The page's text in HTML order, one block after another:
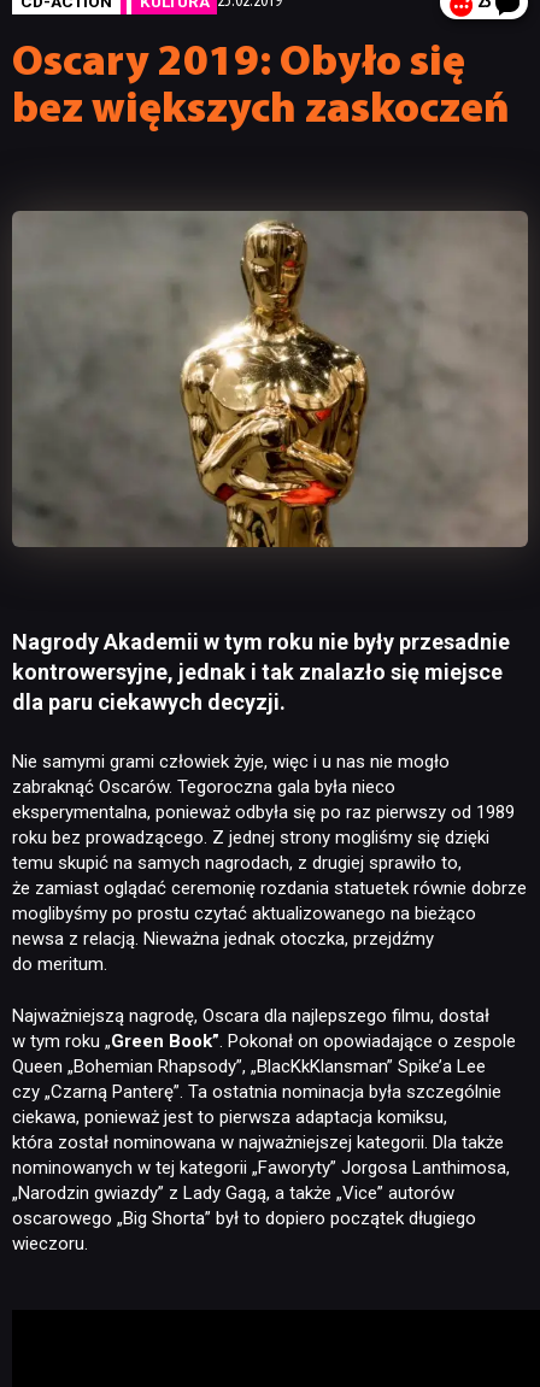
Oscary 2019: Obyło się
bez większych zaskoczeń
Nagrody Akademii w tym roku nie były przesadnie
kontrowersyjne, jednak i tak znalazło się miejsce
dla paru ciekawych decyzji.
Nie samymi grami człowiek żyje, więc i u nas nie mogło
zabraknąć Oscarów. Tegoroczna gala była nieco
eksperymentalna, ponieważ odbyła się po raz pierwszy od 1989
roku bez prowadzącego. Z jednej strony mogliśmy się dzięki
temu skupić na samych nagrodach, z drugiej sprawiło to,
że zamiast oglądać ceremonię rozdania statuetek równie dobrze
moglibyśmy po prostu czytać aktualizowanego na bieżąco
newsa z relacją. Nieważna jednak otoczka, przejdźmy
do meritum.
Najważniejszą nagrodę, Oscara dla najlepszego filmu, dostał
w tym roku „Green Book”. Pokonał on opowiadające o zespole
Queen „Bohemian Rhapsody”, „BlacKkKlansman” Spike’a Lee
czy „Czarną Panterę”. Ta ostatnia nominacja była szczególnie
ciekawa, ponieważ jest to pierwsza adaptacja komiksu,
która został nominowana w najważniejszej kategorii. Dla także
nominowanych w tej kategorii „Faworyty” Jorgosa Lanthimosa,
„Narodzin gwiazdy” z Lady Gagą, a także „Vice” autorów
oscarowego „Big Shorta” był to dopiero początek długiego
wieczoru.